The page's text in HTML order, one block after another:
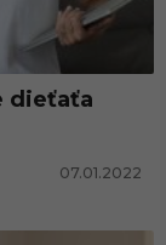
dieťaťa
07.01.2022